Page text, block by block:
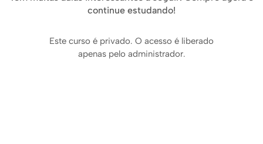
continue estudando!
Este curso é privado. O acesso é liberado
apenas pelo administrador.